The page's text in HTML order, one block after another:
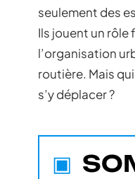
seulement des
Ils jouent un
l’organisation
routière. Mais
s’y déplacer ?